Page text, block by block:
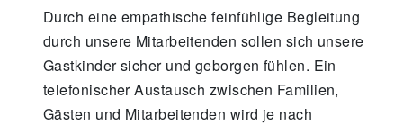
Durch eine empathische feinfühlige Begleitung
durch unsere Mitarbeitenden sollen sich unsere
Gastkinder sicher und geborgen fühlen. Ein
telefonischer Austausch zwischen Familien,
Gästen und Mitarbeitenden wird je nach